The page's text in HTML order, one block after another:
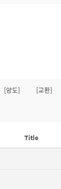
[양도] [교환]
Title